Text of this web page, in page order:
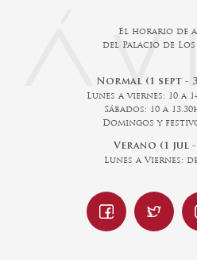
El horario de
del Palacio de Los
Normal (1 sept -
Lunes a viernes: 10 a
Sábados: 10 a
Domingos y
Verano (1 jul -
Lunes a Viernes: de